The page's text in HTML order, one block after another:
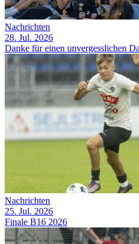
Nachrichten
28. Jul. 2026
Danke für einen unvergesslichen
Nachrichten
25. Jul. 2026
Finale B16 2026